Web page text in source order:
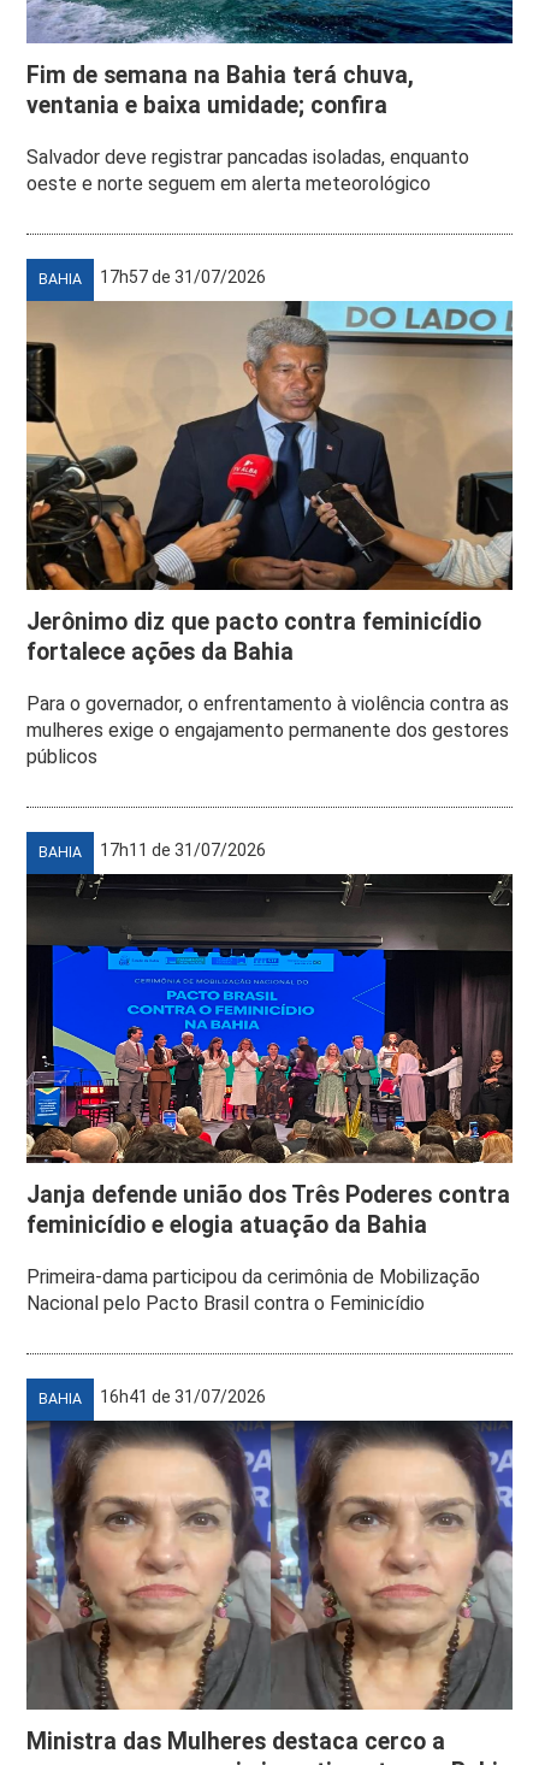
Fim de semana na Bahia terá chuva,
ventania e baixa umidade; confira
Salvador deve registrar pancadas isoladas, enquanto
oeste e norte seguem em alerta meteorológico
BAHIA 17h57 de 31/07/2026
Jerônimo diz que pacto contra feminicídio
fortalece ações da Bahia
Para o governador, o enfrentamento à violência contra as
mulheres exige o engajamento permanente dos gestores
públicos
BAHIA 17h11 de 31/07/2026
Janja defende união dos Três Poderes contra
feminicídio e elogia atuação da Bahia
Primeira-dama participou da cerimônia de Mobilização
Nacional pelo Pacto Brasil contra o Feminicídio
BAHIA 16h41 de 31/07/2026
Ministra das Mulheres destaca cerco a